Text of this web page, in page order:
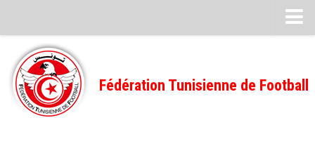
Feuille de match
FMI – 2022/2023
Ligue I – 2022/2023
Fédération Tunisienne de Football